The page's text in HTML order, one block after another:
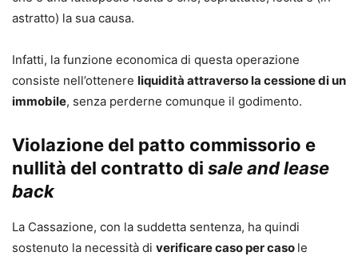
astratto) la sua causa.
Infatti, la funzione economica di questa operazione
consiste nell’ottenere liquidità attraverso la cessione di un
immobile, senza perderne comunque il godimento.
Violazione del patto commissorio e
nullità del contratto di sale and lease
back
La Cassazione, con la suddetta sentenza, ha quindi
sostenuto la necessità di verificare caso per caso le